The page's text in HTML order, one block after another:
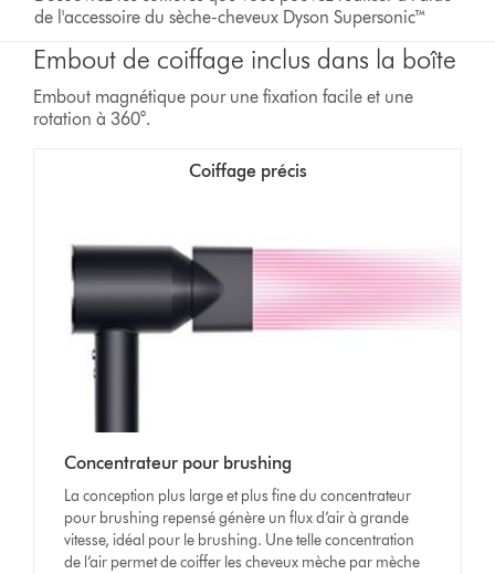
de l'accessoire du sèche-cheveux Dyson Supersonic™
Embout de coiffage inclus dans la boîte
Embout magnétique pour une fixation facile et une
rotation à 360°.
Coiffage précis
Concentrateur pour brushing
La conception plus large et plus fine du concentrateur
pour brushing repensé génère un flux d’air à grande
vitesse, idéal pour le brushing. Une telle concentration
de l’air permet de coiffer les cheveux mèche par mèche